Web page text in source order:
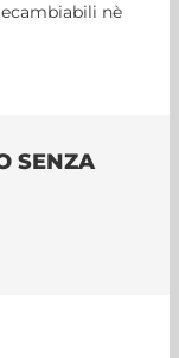
nè
SENZA